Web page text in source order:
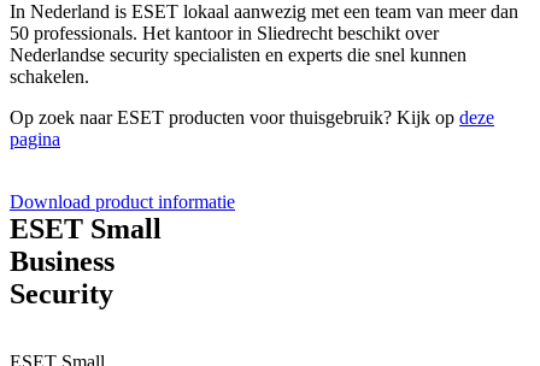
In Nederland is ESET lokaal aanwezig met een team van meer dan
50 professionals. Het kantoor in Sliedrecht beschikt over
Nederlandse security specialisten en experts die snel kunnen
schakelen.
Op zoek naar ESET producten voor thuisgebruik? Kijk op deze
pagina
Download product informatie
ESET Small
Business
Security
ESET Small